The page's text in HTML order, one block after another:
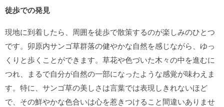
徒歩での発見
現地に到着したら、周囲を徒歩で散策するのが楽しみのひとつ
です。卯原内サンゴ草群落の健やかな自然を感じながら、ゆっ
くりと歩くことができます。草花や色づいた木々の中を進むに
つれ、まるで自分が自然の一部になったような感覚が味わえま
す。特に、サンゴ草の美しさは言葉では表現しきれないほど
で、その鮮やかな色合いは心を惹きつけること間違いありませ